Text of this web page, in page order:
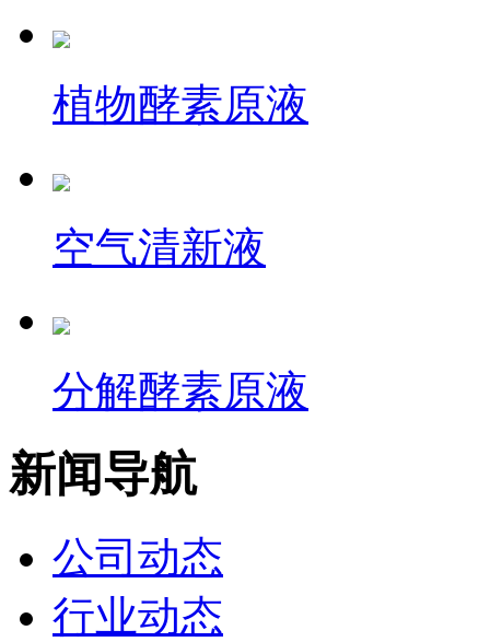
植物酵素原液
空气清新液
分解酵素原液
新闻导航
公司动态
行业动态